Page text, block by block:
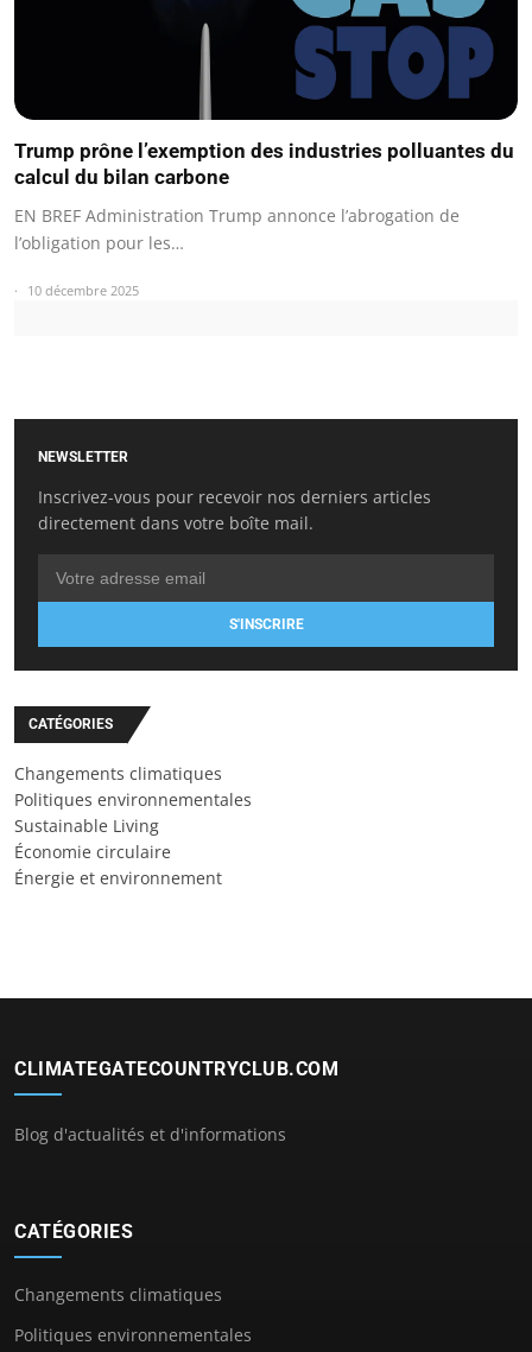
Trump prône l’exemption des industries polluantes du
calcul du bilan carbone
EN BREF Administration Trump annonce l’abrogation de
l’obligation pour les…
10 décembre 2025
NEWSLETTER
Inscrivez-vous pour recevoir nos derniers articles
directement dans votre boîte mail.
S'INSCRIRE
CATÉGORIES
Changements climatiques
Politiques environnementales
Sustainable Living
Économie circulaire
Énergie et environnement
CLIMATEGATECOUNTRYCLUB.COM
Blog d'actualités et d'informations
CATÉGORIES
Changements climatiques
Politiques environnementales